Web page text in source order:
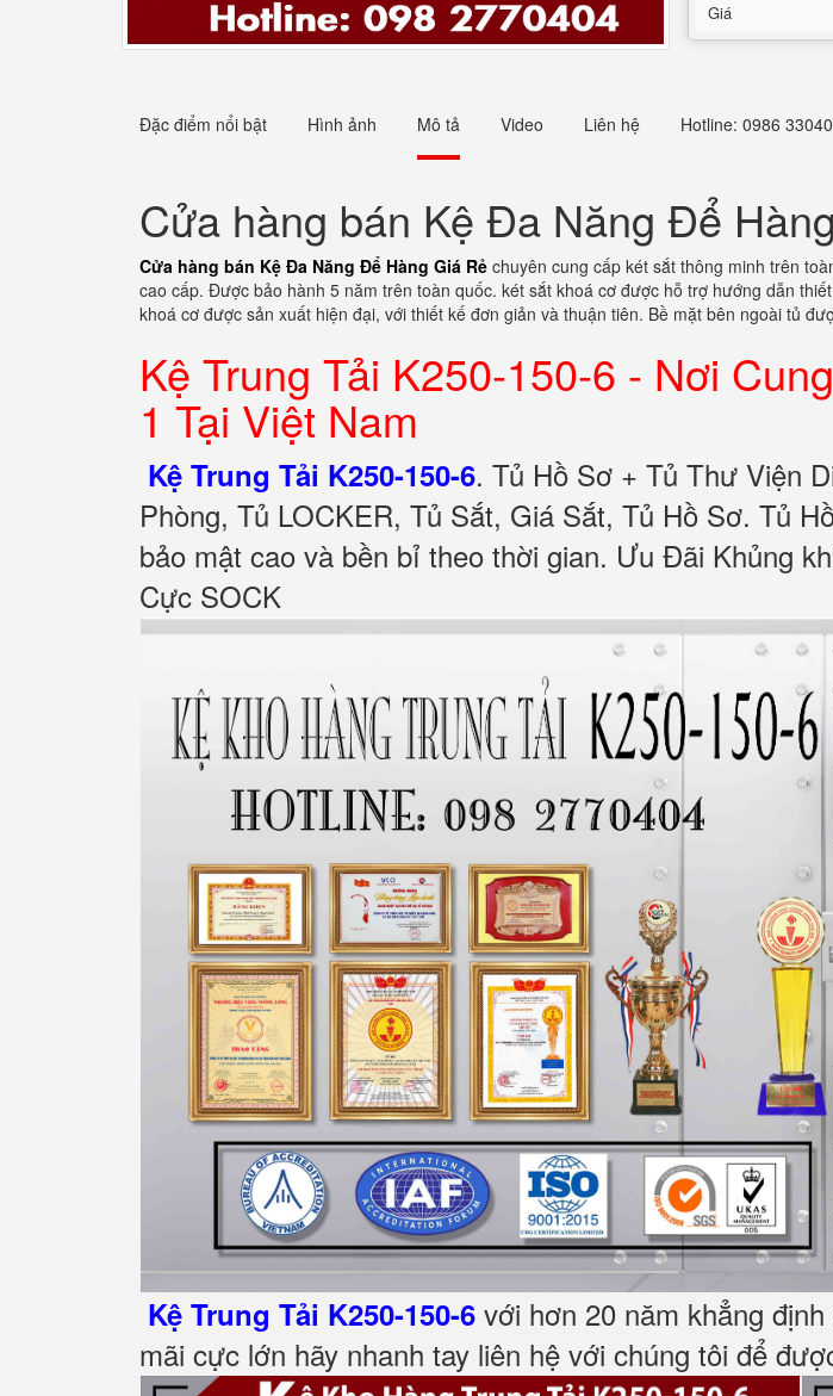
Giá
Đặc điểm nổi bật Hình ảnh Mô tả Video Liên hệ Hotline: 0986
Cửa hàng bán Kệ Đa Năng Để
Cửa hàng bán Kệ Đa Năng Để Hàng Giá Rẻ chuyên cung cấp két sắt thông minh trên
cao cấp. Được bảo hành 5 năm trên toàn quốc. két sắt khoá cơ được hỗ trợ hướng dẫn
khoá cơ được sản xuất hiện đại, với thiết kế đơn giản và thuận tiên. Bề mặt bên ngoài tủ
Kệ Trung Tải K250-150-6 - Nơi
1 Tại Việt Nam
Kệ Trung Tải K250-150-6. Tủ Hồ Sơ + Tủ Thư Viện
Phòng, Tủ LOCKER, Tủ Sắt, Giá Sắt, Tủ Hồ Sơ. Tủ
bảo mật cao và bền bỉ theo thời gian. Ưu Đãi Khủng
Cực SOCK
Kệ Trung Tải K250-150-6 với hơn 20 năm khẳng
mãi cực lớn hãy nhanh tay liên hệ với chúng tôi để